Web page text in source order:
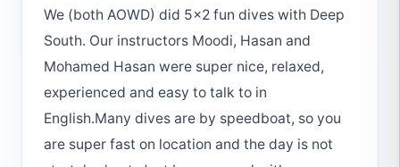
always ready Security of your belongings all
the time while you are in water Thanks for
Mohamed Moustafa, Hassan Abou el enien
and Mohamed Hassan don’t want to forget
anyone but they are all amazing team Well
done and for more to come inshallah Some
We (both AOWD) did 5x2 fun dives with Deep
South. Our instructors Moodi, Hasan and
Mohamed Hasan were super nice, relaxed,
experienced and easy to talk to in
English.Many dives are by speedboat, so you
are super fast on location and the day is not